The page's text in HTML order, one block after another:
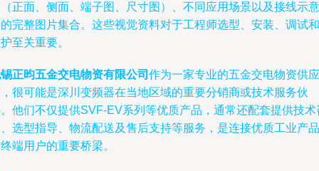
正面、侧面、端子图、尺寸图）、不同应用场景以及接线示意
完整图片集合。这些视觉资料对于工程师选型、安装、调试和
至关重要。
正昀五金交电物资有限公司 作为一家专业的五金交电物资供应
很可能是深川变频器在当地区域的重要分销商或技术服务伙
他们不仅提供SVF-EV系列等优质产品，通常还配套提供技术
选型指导、物流配送及售后支持等服务，是连接优质工业产品
端用户的重要桥梁。